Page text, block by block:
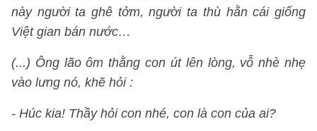
này người ta ghê tởm, người ta thù hằn cái giống
Việt gian bán nước…
(...) Ông lão ôm thằng con út lên lòng, vỗ nhè nhẹ
vào lưng nó, khẽ hỏi :
- Húc kia! Thầy hỏi con nhé, con là con của ai?